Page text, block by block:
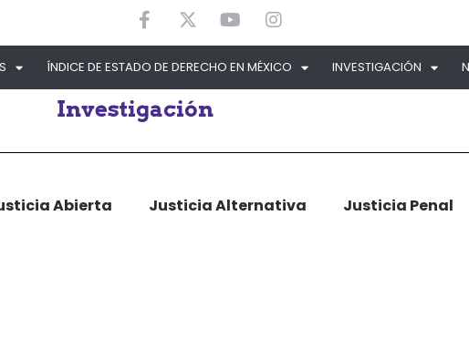
ÍNDICE DE ESTADO DE DERECHO EN MÉXICO INVESTIGACIÓN
Investigación
Abierta Justicia Alternativa Justicia Penal